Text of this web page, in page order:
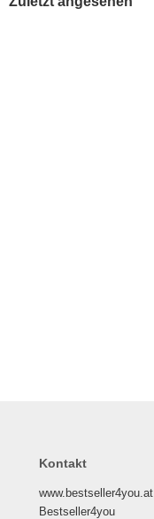
Kontakt
www.bestseller4you.at
Bestseller4you